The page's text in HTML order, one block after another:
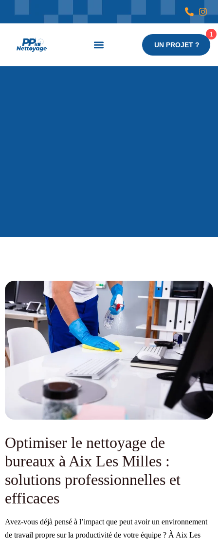
UN PROJET ?
Optimiser le nettoyage de
bureaux à Aix Les Milles :
solutions professionnelles et
efficaces
Avez-vous déjà pensé à l’impact que peut avoir un environnement
de travail propre sur la productivité de votre équipe ? À Aix Les